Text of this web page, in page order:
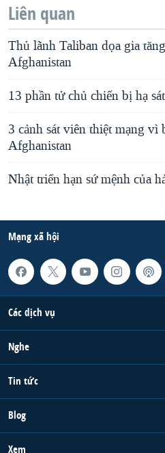
Liên quan
Thủ lãnh Taliban dọa gia
Afghanistan
13 phần tử chủ chiến bị hạ
3 cảnh sát viên thiệt mạng vì
Afghanistan
Nhật triển hạn sứ mệnh của
Mạng xã hội
Các dịch vụ
Nghe
Tin tức
Blog
Xem